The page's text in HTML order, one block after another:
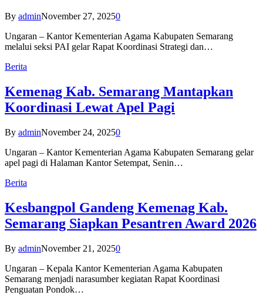
By adminNovember 27, 20250
Ungaran – Kantor Kementerian Agama Kabupaten Semarang
melalui seksi PAI gelar Rapat Koordinasi Strategi dan…
Berita
Kemenag Kab. Semarang Mantapkan
Koordinasi Lewat Apel Pagi
By adminNovember 24, 20250
Ungaran – Kantor Kementerian Agama Kabupaten Semarang gelar
apel pagi di Halaman Kantor Setempat, Senin…
Berita
Kesbangpol Gandeng Kemenag Kab.
Semarang Siapkan Pesantren Award 2026
By adminNovember 21, 20250
Ungaran – Kepala Kantor Kementerian Agama Kabupaten
Semarang menjadi narasumber kegiatan Rapat Koordinasi
Penguatan Pondok…